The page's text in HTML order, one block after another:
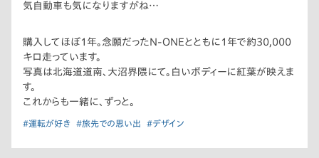
気自動車も気になりますがね…
購入してほぼ1年。念願だったN-ONEとともに1年で約30,000
キロ走っています。
写真は北海道道南、大沼界隈にて。白いボディーに紅葉が映えま
す。
これからも一緒に、ずっと。
#運転が好き #旅先での思い出 #デザイン